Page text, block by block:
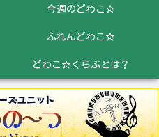
今週のどわこ☆
ふれんどわこ☆
どわこ☆くらぶとは？